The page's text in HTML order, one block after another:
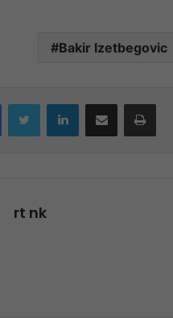
Bakir Izetbegovic
FacebookTwitter LinkedInShare via Email Print
rt nk